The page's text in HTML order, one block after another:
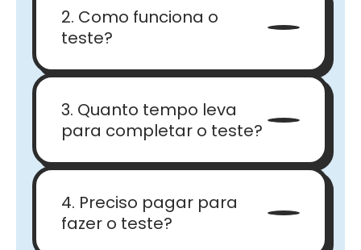
2. Como funciona o
teste?
3. Quanto tempo leva
para completar o teste?
4. Preciso pagar para
fazer o teste?